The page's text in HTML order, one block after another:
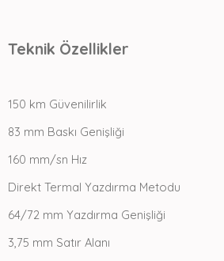
Teknik Özellikler
150 km Güvenilirlik
83 mm Baskı Genişliği
160 mm/sn Hız
Direkt Termal Yazdırma Metodu
64/72 mm Yazdırma Genişliği
3,75 mm Satır Alanı